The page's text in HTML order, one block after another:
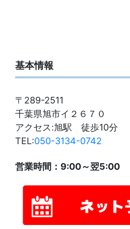
基本情報
〒289-2511
千葉県旭市イ２６７０
アクセス:旭駅 徒歩10分
TEL:050-3134-0742
営業時間：9:00～翌5:00